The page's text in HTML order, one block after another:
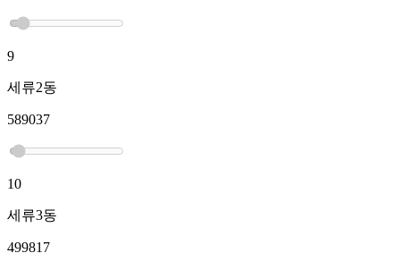
9
세류2동
589037
10
세류3동
499817